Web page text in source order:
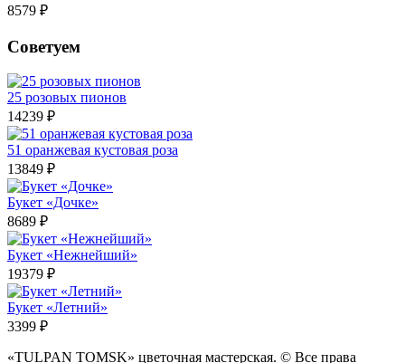
8579 ₽
Советуем
25 розовых пионов
14239 ₽
51 оранжевая кустовая роза
13849 ₽
Букет «Дочке»
8689 ₽
Букет «Нежнейший»
19379 ₽
Букет «Летний»
3399 ₽
«TULPAN TOMSK» цветочная мастерская. © Все права